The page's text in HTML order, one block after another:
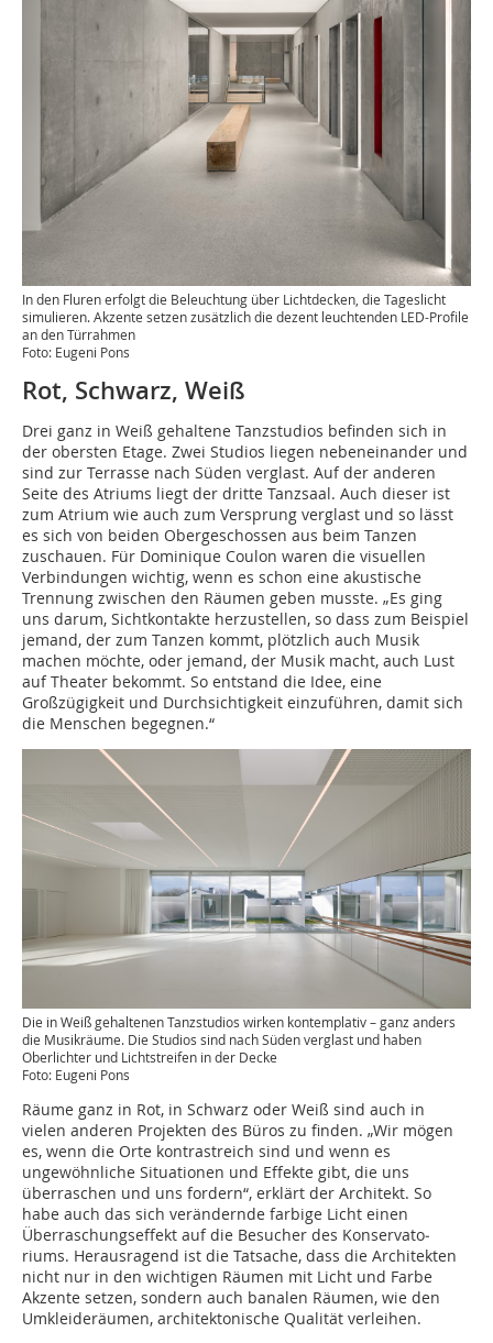
In den Fluren erfolgt die Beleuchtung über Lichtdecken, die Tageslicht
simulieren. Akzente setzen zusätzlich die dezent leuchtenden LED-Profile
an den Türrahmen
Foto: Eugeni Pons
Rot, Schwarz, Weiß
Drei ganz in Weiß gehaltene Tanzstudios befinden sich in
der obersten Etage. Zwei Studios liegen nebeneinander und
sind zur Terrasse nach Süden verglast. Auf der anderen
Seite des Atriums liegt der dritte Tanzsaal. Auch dieser ist
zum Atrium wie auch zum Versprung verglast und so lässt
es sich von beiden Obergeschossen aus beim Tanzen
zuschauen. Für Dominique Coulon waren die visuellen
Verbindungen wichtig, wenn es schon eine akustische
Trennung zwischen den Räumen geben musste. „Es ging
uns darum, Sichtkontakte herzustellen, so dass zum Beispiel
jemand, der zum Tanzen kommt, plötzlich auch Musik
machen möchte, oder jemand, der Musik macht, auch Lust
auf Theater bekommt. So entstand die Idee, eine
Großzügigkeit und Durchsichtigkeit einzuführen, damit sich
die Menschen begegnen.“
Die in Weiß gehaltenen Tanzstudios wirken kontemplativ – ganz anders
die Musikräume. Die Studios sind nach Süden verglast und haben
Oberlichter und Lichtstreifen in der Decke
Foto: Eugeni Pons
Räume ganz in Rot, in Schwarz oder Weiß sind auch in
vielen anderen Projekten des Büros zu finden. „Wir mögen
es, wenn die Orte kontrastreich sind und wenn es
ungewöhnliche Situationen und Effekte gibt, die uns
überraschen und uns fordern“, erklärt der Architekt. So
habe auch das sich verändernde farbige Licht einen
Überraschungseffekt auf die Besucher des Konservato­
riums. Herausragend ist die Tatsache, dass die Architekten
nicht nur in den wichtigen Räumen mit Licht und Farbe
Akzente setzen, sondern auch banalen Räumen, wie den
Umkleideräumen, architektonische Qualität verleihen.